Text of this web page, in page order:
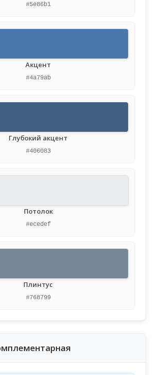
#5e86b1
Акцент
#4a79ab
Глубокий акцент
#406083
Потолок
#ecedef
Плинтус
#768799